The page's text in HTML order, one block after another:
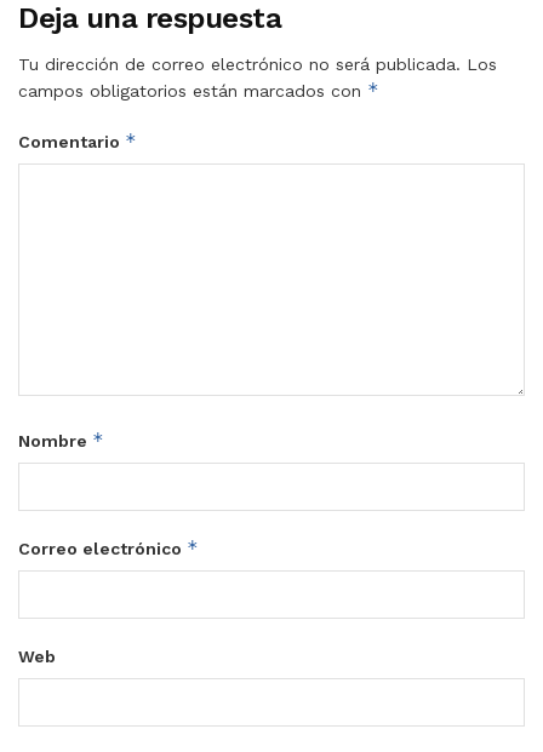
Deja una respuesta
Tu dirección de correo electrónico no será publicada. Los
campos obligatorios están marcados con *
Comentario *
Nombre *
Correo electrónico *
Web